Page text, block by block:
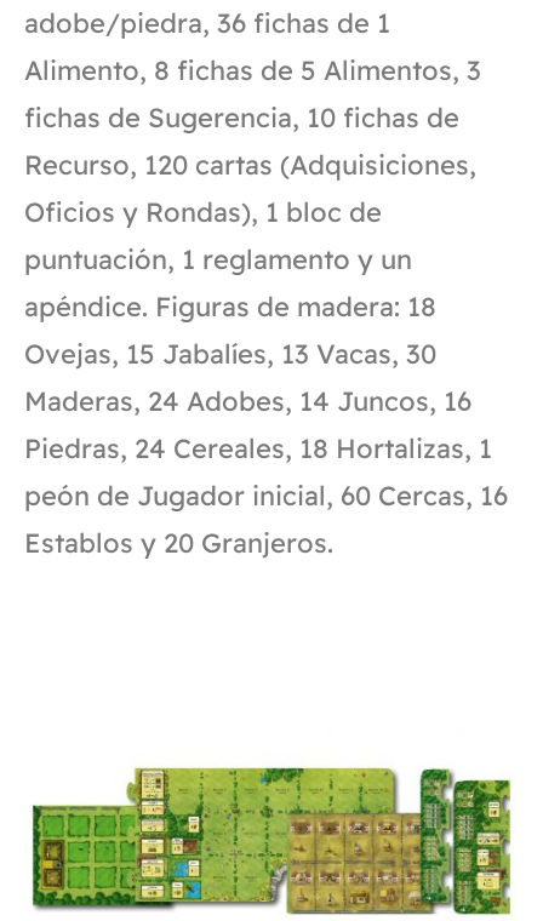
adobe/piedra, 36 fichas de 1
Alimento, 8 fichas de 5 Alimentos, 3
fichas de Sugerencia, 10 fichas de
Recurso, 120 cartas (Adquisiciones,
Oficios y Rondas), 1 bloc de
puntuación, 1 reglamento y un
apéndice. Figuras de madera: 18
Ovejas, 15 Jabalíes, 13 Vacas, 30
Maderas, 24 Adobes, 14 Juncos, 16
Piedras, 24 Cereales, 18 Hortalizas, 1
peón de Jugador inicial, 60 Cercas, 16
Establos y 20 Granjeros.